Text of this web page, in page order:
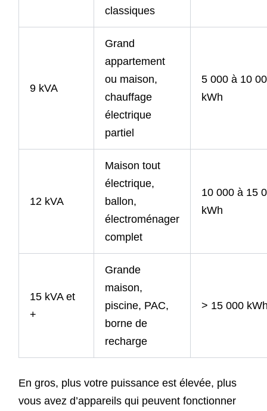
classiques
9 kVA
Grand
appartement
ou maison,
chauffage
électrique
partiel
5 000 à 10
kWh
12 kVA
Maison tout
électrique,
ballon,
électroménager
complet
10 000 à 15
kWh
15 kVA et
+
Grande
maison,
piscine, PAC,
borne de
recharge
> 15 000
En gros, plus votre puissance est élevée, plus
vous avez d’appareils qui peuvent fonctionner